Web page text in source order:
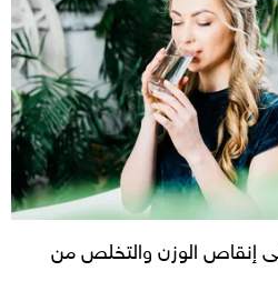
إنقاص الوزن والتخلص من